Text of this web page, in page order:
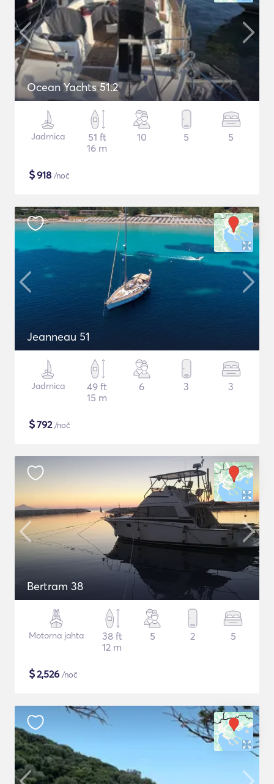
Ocean Yachts 51.2
Jadrnica
51 ft
16 m
10 5 5
$918 /noč
Jeanneau 51
Jadrnica
49 ft
15 m
6 3 3
$792/noč
Bertram 38
Motorna jahta
38 ft
12 m
5 2 5
$2,526 /noč